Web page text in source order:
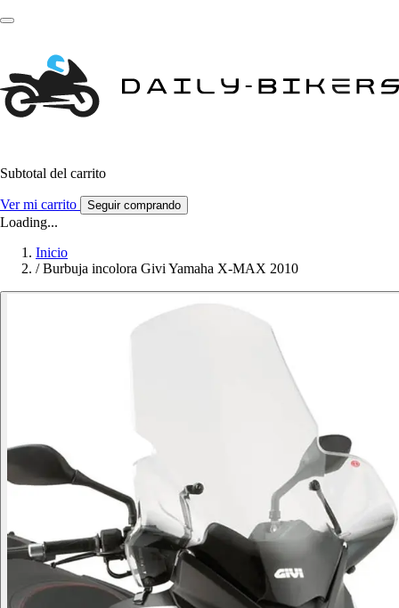
Subtotal del carrito
Ver mi carrito Seguir comprando
Loading...
Inicio
/ Burbuja incolora Givi Yamaha X-MAX 2010